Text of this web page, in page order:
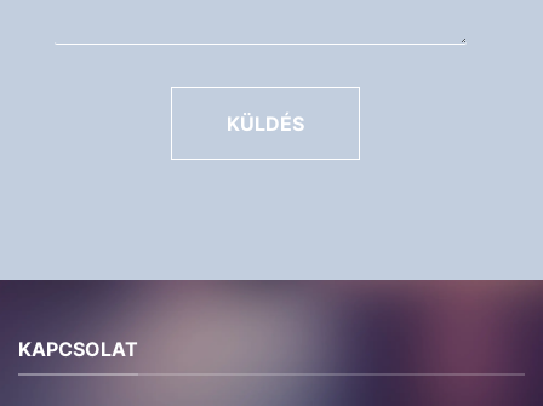
KÜLDÉS
KAPCSOLAT